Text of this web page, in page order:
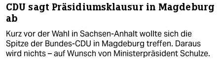
CDU sagt Präsidiumsklausur in Magdeburg
ab
Kurz vor der Wahl in Sachsen-Anhalt wollte sich die
Spitze der Bundes-CDU in Magdeburg treffen. Daraus
wird nichts – auf Wunsch von Ministerpräsident Schulze.